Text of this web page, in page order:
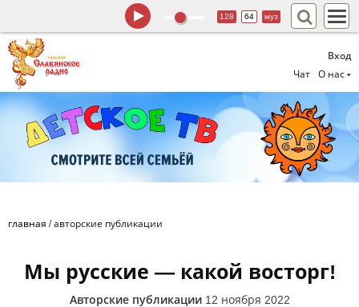
Вход
Чат
О нас
128 64 муз
главная /авторские публикации
Мы русские — какой восторг!
Авторские публикации 12 ноября 2022